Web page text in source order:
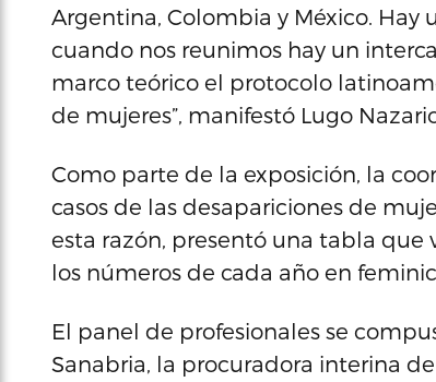
Argentina, Colombia y México.
cuando nos reunimos hay un
marco teórico el protocolo
de mujeres”, manifestó Lugo
Como parte de la exposición, la
casos de las desapariciones de
esta razón, presentó una tabla que
los números de cada año en
El panel de profesionales se
Sanabria, la procuradora interina